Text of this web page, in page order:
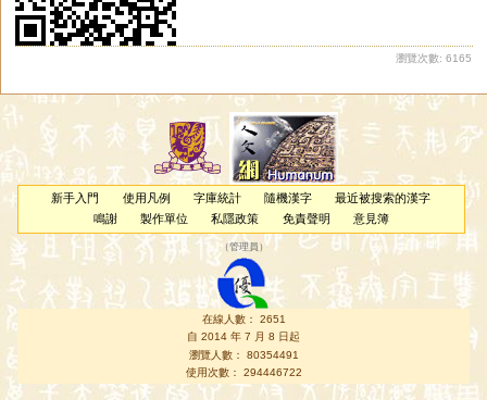
瀏覽次數: 6165
新手入門 使用凡例 字庫統計 隨機漢字
最近被搜索的漢字
鳴謝
製作單位 私隱政策 免責聲明 意見簿
（管理員 ）
在線人數： 2651
自 2014 年 7 月 8 日起
瀏覽人數： 80354491
使用次數： 294446722